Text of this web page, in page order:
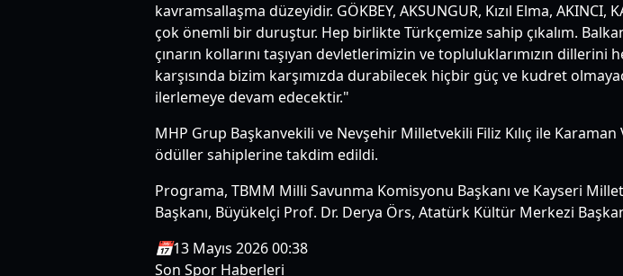
kavramsallaşma düzeyidir. GÖKBEY, AKSUNGUR, Kızıl Elma,
çok önemli bir duruştur. Hep birlikte Türkçemize sahip çıkalım.
çınarın kollarını taşıyan devletlerimizin ve topluluklarımızın
karşısında bizim karşımızda durabilecek hiçbir güç ve kudret
ilerlemeye devam edecektir."
MHP Grup Başkanvekili ve Nevşehir Milletvekili Filiz Kılıç ile
ödüller sahiplerine takdim edildi.
Programa, TBMM Milli Savunma Komisyonu Başkanı ve Kayseri
Başkanı, Büyükelçi Prof. Dr. Derya Örs, Atatürk Kültür Merkezi
📅13 Mayıs 2026 00:38
Son Spor Haberleri